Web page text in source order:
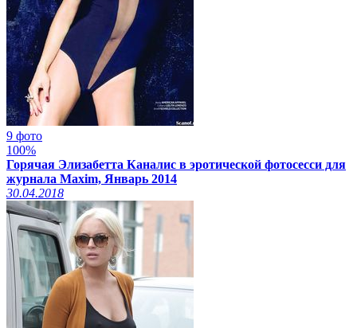
9 фото
100%
Горячая Элизабетта Каналис в эротической фотосесси для
журнала Maxim, Январь 2014
30.04.2018